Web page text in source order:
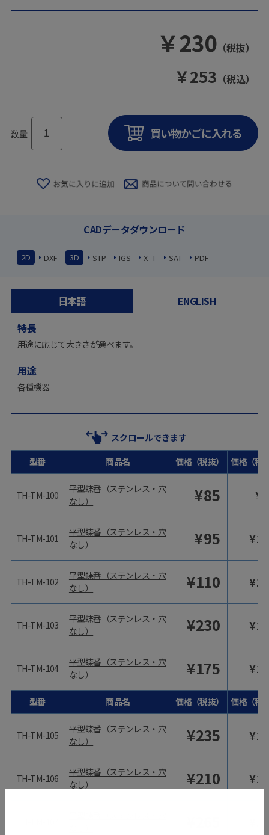
￥230 （税抜）
￥253 （税込）
数量
CADデータダウンロード
2D DXF 3D STP IGS X_T SAT PDF
日本語
ENGLISH
特長
用途に応じて大きさが選べます。
用途
各種機器
スクロールできます
型番
TH-TM-100
TH-TM-101
TH-TM-102
TH-TM-103
TH-TM-104
型番
TH-TM-105
TH-TM-106
商品名 価格（税抜） 価格（税
平型蝶番（ステンレス・穴
なし）
¥85 ¥
平型蝶番（ステンレス・穴
なし）
¥95 ¥
平型蝶番（ステンレス・穴
なし）
¥110 ¥
平型蝶番（ステンレス・穴
なし）
¥230 ¥
平型蝶番（ステンレス・穴
なし）
¥175 ¥
商品名 価格（税抜） 価格（税
平型蝶番（ステンレス・穴
なし）
¥235 ¥
平型蝶番（ステンレス・穴
なし）
¥210 ¥